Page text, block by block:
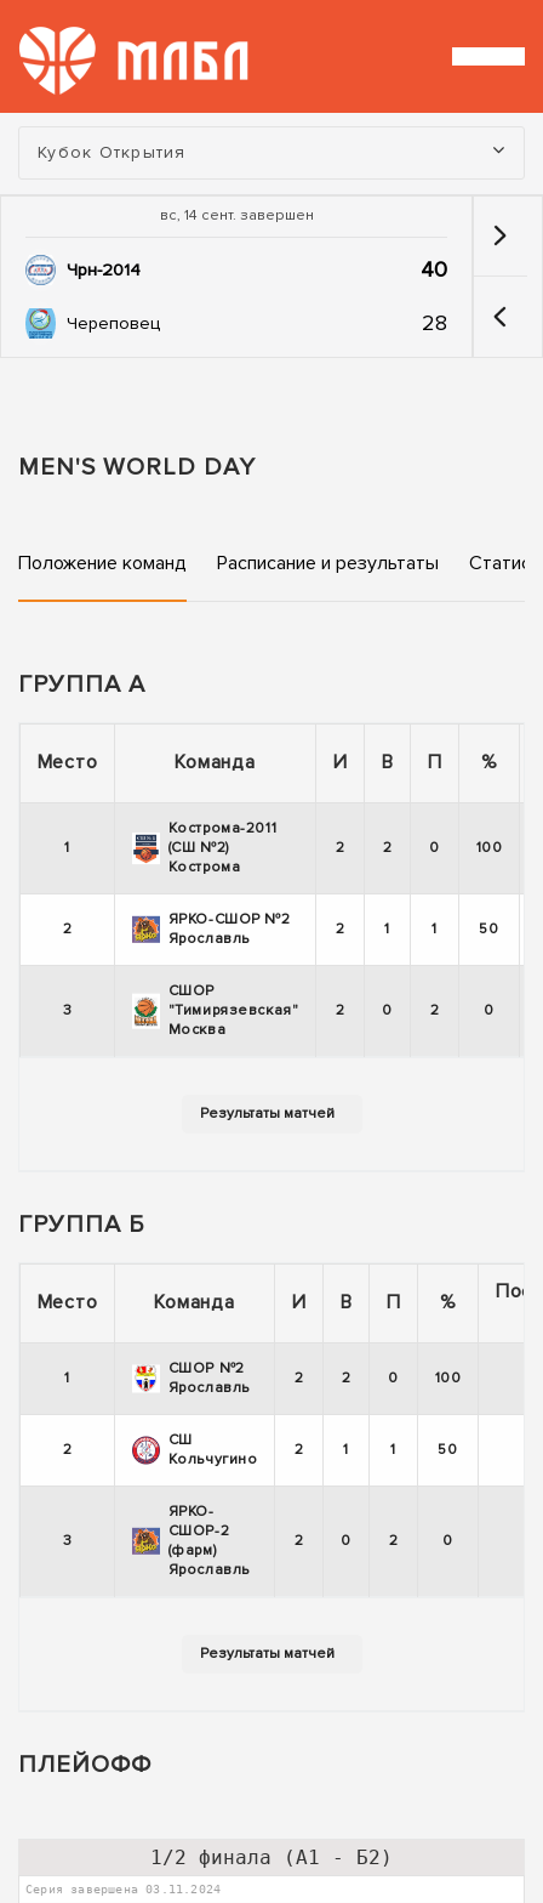
Турнир:
Кубок Открытия
вс, 14 сент. завершен
Чрн-2014 40
Череповец 28
MEN'S WORLD DАY
Положение команд Расписание и результаты
ГРУППА А
Место Команда И В П %
1
Кострома-2011
(СШ №2)
Кострома
2 2 0 100
2
ЯРКО-СШОР №2
Ярославль
2 1 1 50
3
СШОР
"Тимирязевская"
Москва
2 0 2 0
ГРУППА Б
Место Команда И В П %
1
СШОР №2
Ярославль
2 2 0 100
2
СШ
Кольчугино
2 1 1 50
3
ЯРКО-
СШОР-2
(фарм)
Ярославль
2 0 2 0
ПЛЕЙОФФ
1/2 финала (А1 - Б2)
Серия завершена 03.11.2024